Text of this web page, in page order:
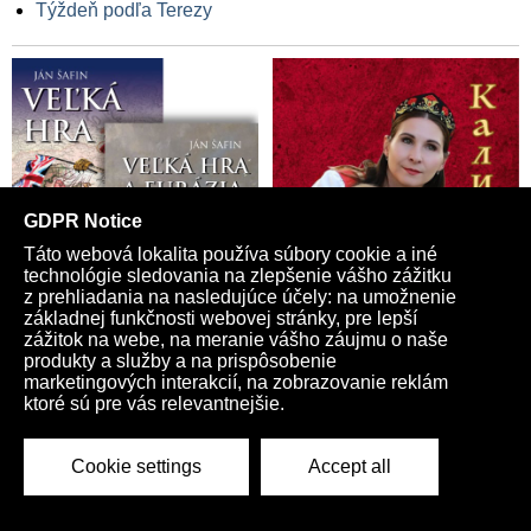
Trumpovi?
Donald Trump mal na základe informácií od Pam Bondiovej
vedieť o svojom mene v Epsteinových spisoch už v máji.
Prezident USA bol informovaný aj o menách ďalších
vysokopostavených predstaviteľov. V auguste má pred
výborom americkej Snemovne reprezentantov pre dohľad
vypovedať komplicka organizátora globálnej pedofilnej siete
Donald Trump chce po tlaku verejnosti zverejniť niektoré
dokumenty z prípadu organizátora globálnej pedofilnej siete
Jeffreyho Epsteina. Množstvo publicity, ktorá je kauze
venovaná, je podľa amerického prezidenta absurdné
Americké ministerstvo spravodlivosti dalo výpoveď
prokurátorke dozorujúcu kauzu Jeffreyho Epsteina a rapera
Seana „Diddyho“ Combsa. Maurene Comeyová je dcérou
bývalého riaditeľa FBI Jamesa Comeyho, ktorý sa stal cieľom
vyšetrovania amerických úradov pre jeho májový príspevok na
sociálnej sieti Instagram, v ktorom sa prezidentovi USA
Donaldovi Trumpovi vyhrážal smrťou
Týždeň podľa Terezy